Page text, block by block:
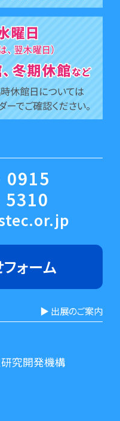
0915
フォーム
▶︎ 出展のご案内
究開発機構